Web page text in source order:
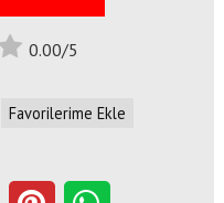
0.00/5
Favorilerime Ekle